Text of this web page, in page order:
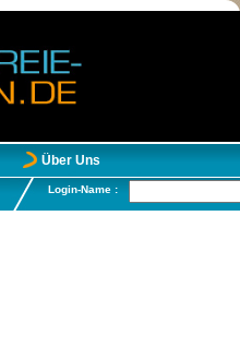
Über Uns
Login-Name :